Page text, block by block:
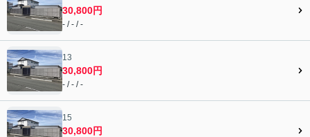
30,800円
- / - / -
13
30,800円
- / - / -
15
30,800円